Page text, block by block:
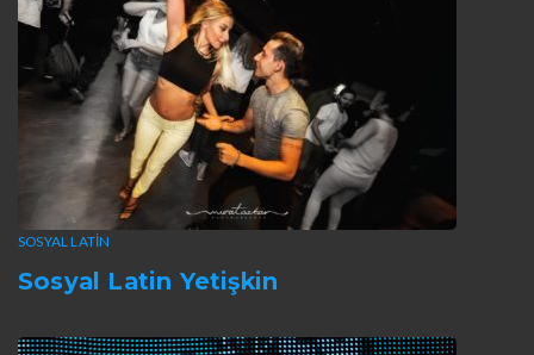
SOSYAL LATIN
Sosyal Latin Yetişkin